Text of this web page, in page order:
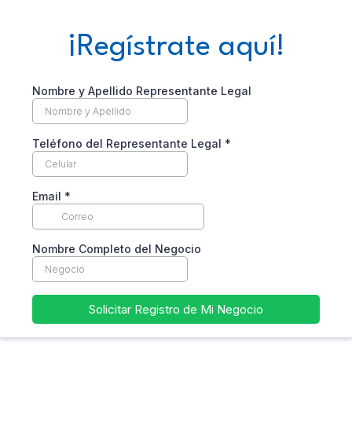
¡Regístrate aquí!
Nombre y Apellido Representante Legal
Teléfono del Representante Legal *
Email *
Nombre Completo del Negocio
Solicitar Registro de Mi Negocio